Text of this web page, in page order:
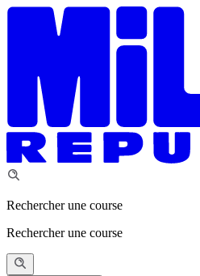
Rechercher une course
Rechercher une course